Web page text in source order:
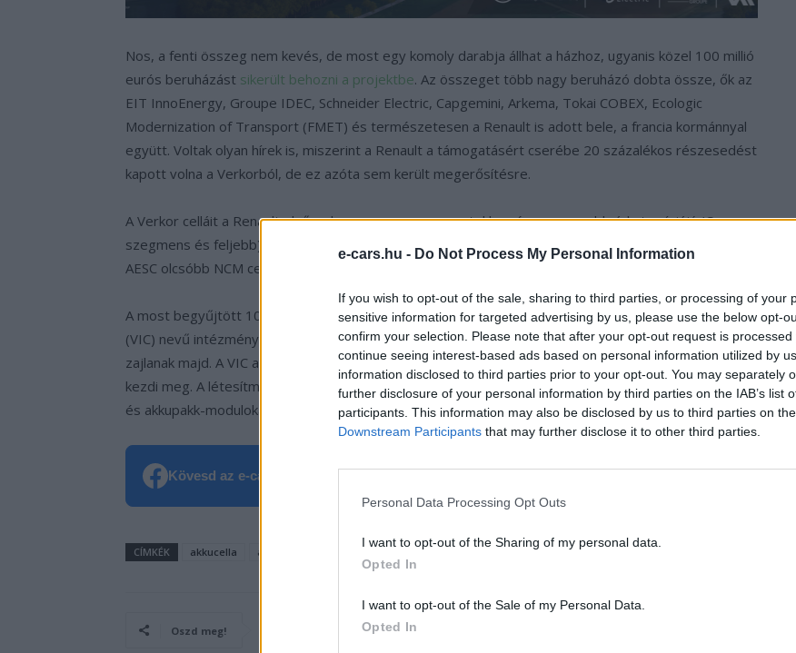
e-cars.hu - Do Not Process My Personal Information
If you wish to opt-out of the sale, sharing to third parties, or processing of your
sensitive information for targeted advertising by us, please use the below opt-
confirm your selection. Please note that after your opt-out request is processed
continue seeing interest-based ads based on personal information utilized by
information disclosed to third parties prior to your opt-out. You may separately
further disclosure of your personal information by third parties on the IAB’s list
participants. This information may also be disclosed by us to third parties on the
Downstream Participants that may further disclose it to other third parties.
Personal Data Processing Opt Outs
I want to opt-out of the Sharing of my personal data.
Opted In
I want to opt-out of the Sale of my Personal Data.
Opted In
Nos, a fenti összeg nem kevés, de most egy komoly darabja állhat a házhoz, ugyanis közel 100 millió
eurós beruházást sikerült behozni a projektbe. Az összeget több nagy beruházó dobta össze, ők az
EIT InnoEnergy, Groupe IDEC, Schneider Electric, Capgemini, Arkema, Tokai COBEX, Ecologic
Modernization of Transport (FMET) és természetesen a Renault is adott bele, a francia kormánnyal
együtt. Voltak olyan hírek is, miszerint a Renault a támogatásért cserébe 20 százalékos részesedést
kapott volna a Verkorból, de ez azóta sem került megerősítésre.
A Verkor celláit a Renault elsősorban az e-versenysportokban és a magasabb árkategóriájú (C
szegmens és feljebb) autóiban használná, míg az alacsonyabb árfekvésű modellekbe az Envision
AESC olcsóbb NCM celláit építené be.
A most begyűjtött 100 millió euróval a társaság megkezdi a beruházást a „Verkor Innovation Center”
(VIC) nevű intézményébe, ahol elsősorban akkucellákkal kapcsolatos kutatások és fejlesztések
zajlanak majd. A VIC a franciaországi Grenoble mellett épül majd meg, tevékenységét 2022-ben
kezdi meg. A létesítményben az oktatási részlegek és laboratóriumok mellett egy teszt gyártósor
és akkupakk-modulokat előállítani képes részleg is alakul.
Kövesd az e-cars.hu-t a Facebookon is, további tartalmakért! ›
CÍMKÉK akkucella akkugyártás Elektromos autó Európa Franciaország Renault verkor
Oszd meg!